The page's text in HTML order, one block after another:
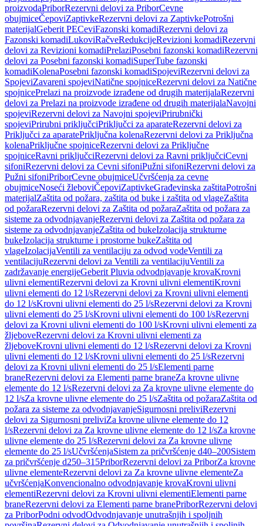
proizvodaPriborRezervni delovi za PriborCevne
obujmiceČepoviZaptivkeRezervni delovi za ZaptivkePotrošni
materijalGeberit PECeviFazonski komadiRezervni delovi za
Fazonski komadiLukoviRačveRedukcijeRevizioni komadiRezervni
delovi za Revizioni komadiPrelaziPosebni fazonski komadiRezervni
delovi za Posebni fazonski komadiSuperTube fazonski
komadiKolenaPosebni fazonski komadiSpojeviRezervni delovi za
SpojeviZavareni spojeviNatične spojniceRezervni delovi za Natične
spojnicePrelazi na proizvode izrađene od drugih materijalaRezervni
delovi za Prelazi na proizvode izrađene od drugih materijalaNavojni
spojeviRezervni delovi za Navojni spojeviPrirubnički
spojeviPrirubni priključciPriključci za aparateRezervni delovi za
Priključci za aparatePriključna kolenaRezervni delovi za Priključna
kolenaPriključne spojniceRezervni delovi za Priključne
spojniceRavni priključciRezervni delovi za Ravni priključciCevni
sifoniRezervni delovi za Cevni sifoniPužni sifoniRezervni delovi za
Pužni sifoniPriborCevne obujmiceUčvršćenja za cevne
obujmiceNoseći žleboviČepoviZaptivkeGrađevinska zaštitaPotrošni
materijalZaštita od požara, zaštita od buke i zaštita od vlageZaštita
od požaraRezervni delovi za Zaštita od požaraZaštita od požara za
sisteme za odvodnjavanjeRezervni delovi za Zaštita od požara za
sisteme za odvodnjavanjeZaštita od bukeIzolacija strukturne
bukeIzolacija strukturne i prostorne bukeZaštita od
vlageIzolacijaVentili za ventilaciju za odvod vodeVentili za
ventilacijuRezervni delovi za Ventili za ventilacijuVentili za
zadržavanje energijeGeberit Pluvia odvodnjavanje krovaKrovni
ulivni elementiRezervni delovi za Krovni ulivni elementiKrovni
ulivni elementi do 12 l/sRezervni delovi za Krovni ulivni elementi
do 12 l/sKrovni ulivni elementi do 25 l/sRezervni delovi za Krovni
ulivni elementi do 25 l/sKrovni ulivni elementi do 100 l/sRezervni
delovi za Krovni ulivni elementi do 100 l/sKrovni ulivni elementi za
žljeboveRezervni delovi za Krovni ulivni elementi za
žljeboveKrovni ulivni elementi do 12 l/sRezervni delovi za Krovni
ulivni elementi do 12 l/sKrovni ulivni elementi do 25 l/sRezervni
delovi za Krovni ulivni elementi do 25 l/sElementi parne
braneRezervni delovi za Elementi parne braneZa krovne ulivne
elemente do 12 l/sRezervni delovi za Za krovne ulivne elemente do
12 l/sZa krovne ulivne elemente do 25 l/sZaštita od požaraZaštita od
požara za sisteme za odvodnjavanjeSigurnosni preliviRezervni
delovi za Sigurnosni preliviZa krovne ulivne elemente do 12
l/sRezervni delovi za Za krovne ulivne elemente do 12 l/sZa krovne
ulivne elemente do 25 l/sRezervni delovi za Za krovne ulivne
elemente do 25 l/sUčvršćenjaSistem za pričvršćenje d40–200Sistem
za pričvršćenje d250–315PriborRezervni delovi za PriborZa krovne
ulivne elementeRezervni delovi za Za krovne ulivne elementeZa
učvršćenjaKonvencionalno odvodnjavanje krovaKrovni ulivni
elementiRezervni delovi za Krovni ulivni elementiElementi parne
braneRezervni delovi za Elementi parne branePriborRezervni delovi
za PriborPodni odvodOdvodnjavanje unutrašnjih i spoljnih